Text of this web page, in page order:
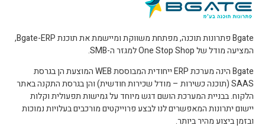
Bgate פתרונות תוכנה, מפתחת משווקת ומיישמת את תוכנת Bgate-ERP,
המציעה מודל של One Stop Shop למגזר ה-SMB.
Bgate הינה מערכת ERP ייחודית המבוססת WEB המוצעת הן בגרסת
SAAS (תוכנה כשירות – מודל שכירות חודשית) והן בגרסת התקנה באתר
הלקוח. בבניית המערכת הושם דגש מיוחד על גמישות תפעולית וקלות
יישום יתרונות המאפשרים לנו לבצע פרוייקטים מורכבים בעלויות נמוכות
ובזמן ביצוע מהיר ביותר.